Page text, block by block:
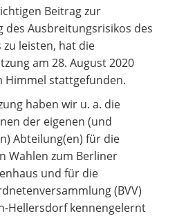
Beitrag zur
des Ausbreitungsrisikos des
leisten, hat die
am 28. August 2020
Himmel stattgefunden.
haben wir u. a. die
der eigenen (und
Abteilung(en) für die
Wahlen zum Berliner
und für die
(BVV)
Hellersdorf kennengelernt